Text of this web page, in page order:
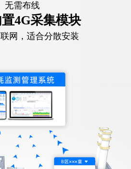
无需布线
4G采集模块
网，适合分散安装